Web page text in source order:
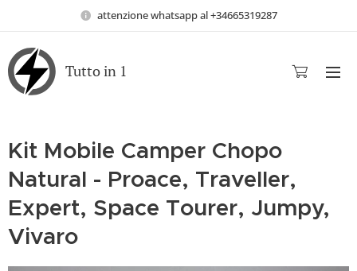
attenzione whatsapp al +34665319287
Tutto in 1
Kit Mobile Camper Chopo
Natural - Proace, Traveller,
Expert, Space Tourer, Jumpy,
Vivaro